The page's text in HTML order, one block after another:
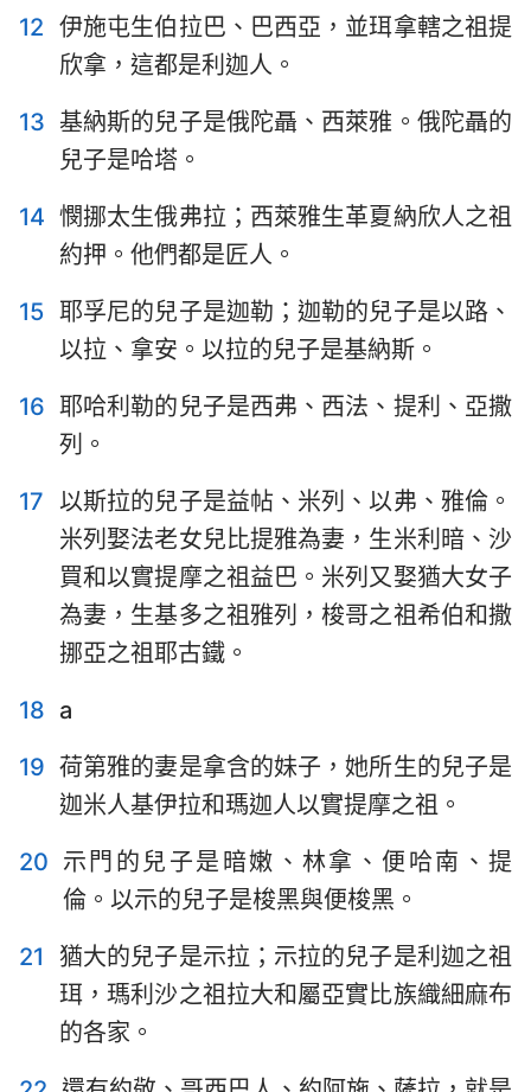
12 伊施屯生伯拉巴、巴西亞，並珥拿轄之祖提
欣拿，這都是利迦人。
13 基納斯的兒子是俄陀聶、西萊雅。俄陀聶的
兒子是哈塔。
14 憫挪太生俄弗拉；西萊雅生革夏納欣人之祖
約押。他們都是匠人。
15 耶孚尼的兒子是迦勒；迦勒的兒子是以路、
以拉、拿安。以拉的兒子是基納斯。
16 耶哈利勒的兒子是西弗、西法、提利、亞撒
列。
17
以斯拉的兒子是益帖、米列、以弗、雅倫。
米列娶法老女兒比提雅為妻，生米利暗、沙
買和以實提摩之祖益巴。米列又娶猶大女子
為妻，生基多之祖雅列，梭哥之祖希伯和撒
挪亞之祖耶古鐵。
18 a
19 荷第雅的妻是拿含的妹子，她所生的兒子是
迦米人基伊拉和瑪迦人以實提摩之祖。
20 示門的兒子是暗嫩、林拿、便哈南、提
倫。以示的兒子是梭黑與便梭黑。
21
猶大的兒子是示拉；示拉的兒子是利迦之祖
珥，瑪利沙之祖拉大和屬亞實比族織細麻布
的各家。